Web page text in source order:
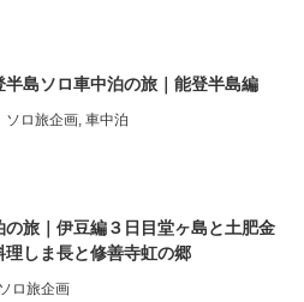
半島ソロ車中泊の旅｜能登半島編
ソロ旅企画 車中泊
の旅｜伊豆編３日目堂ヶ島と土肥金
理しま長と修善寺虹の郷
ソロ旅企画